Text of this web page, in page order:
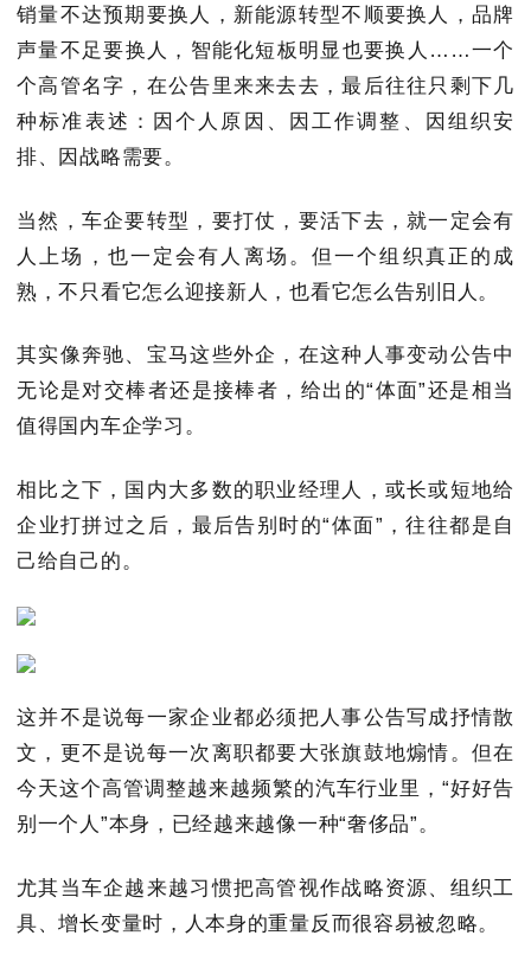
销量不达预期要换人，新能源转型不顺要换人，品牌
声量不足要换人，智能化短板明显也要换人……一个
个高管名字，在公告里来来去去，最后往往只剩下几
种标准表述：因个人原因、因工作调整、因组织安
排、因战略需要。
当然，车企要转型，要打仗，要活下去，就一定会有
人上场，也一定会有人离场。但一个组织真正的成
熟，不只看它怎么迎接新人，也看它怎么告别旧人。
其实像奔驰、宝马这些外企，在这种人事变动公告中
无论是对交棒者还是接棒者，给出的“体面”还是相当
值得国内车企学习。
相比之下，国内大多数的职业经理人，或长或短地给
企业打拼过之后，最后告别时的“体面”，往往都是自
己给自己的。
这并不是说每一家企业都必须把人事公告写成抒情散
文，更不是说每一次离职都要大张旗鼓地煽情。但在
今天这个高管调整越来越频繁的汽车行业里，“好好告
别一个人”本身，已经越来越像一种“奢侈品”。
尤其当车企越来越习惯把高管视作战略资源、组织工
具、增长变量时，人本身的重量反而很容易被忽略。